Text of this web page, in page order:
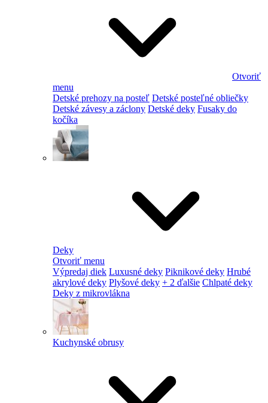
Otvoriť
menu
Detské prehozy na posteľ Detské posteľné obliečky
Detské závesy a záclony Detské deky Fusaky do
kočíka
Deky
Otvoriť menu
Výpredaj diek Luxusné deky Piknikové deky Hrubé
akrylové deky Plyšové deky + 2 ďalšie Chlpaté deky
Deky z mikrovlákna
Kuchynské obrusy